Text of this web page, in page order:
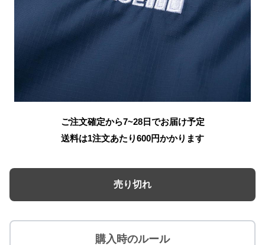
ご注文確定から7~28日でお届け予定
送料は1注文あたり600円かかります
売り切れ
購入時のルール